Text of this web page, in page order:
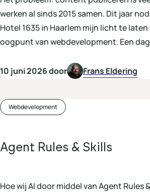
werken al sinds 2015 samen. Dit jaar
Hotel 1635 in Haarlem mijn licht te
oogpunt van webdevelopment. Een
10 juni 2026 door Frans Eldering
Webdevelopment
Agent Rules & Skills
Hoe wij AI door middel van Agent Rules & Skills trainen om de